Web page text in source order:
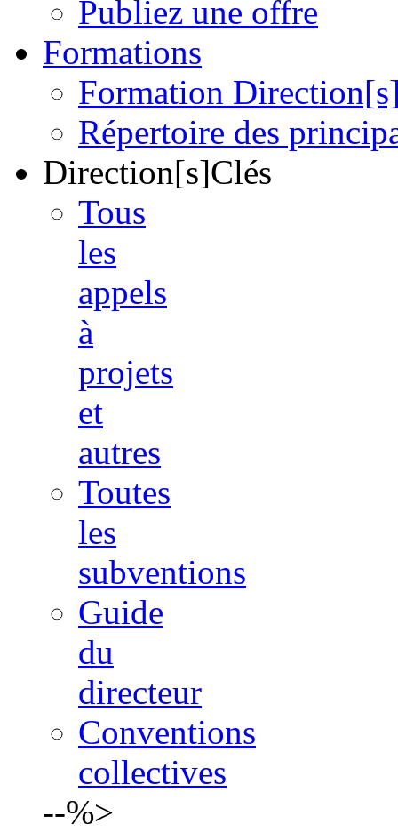
Publiez une offre
Formations
Formation
Répertoire des
Direction[s]Clés
Tous
les
appels
à
projets
et
autres
Toutes
les
subventions
Guide
du
directeur
Conventions
collectives
--%>